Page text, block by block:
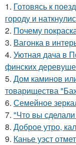
1. Готовясь к
городу и
2. Почему
3. Вагонка в
4. Уютная дача в
финских
5. Дом каминов
товарищества
6. Семейное
7. "Что вы
8. Доброе утро,
9. Канье уэст